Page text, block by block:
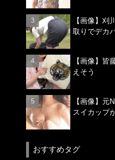
【画像】刈
取りでデカ
【画像】皆
えそう
【画像】元
スイカップ
おすすめタグ